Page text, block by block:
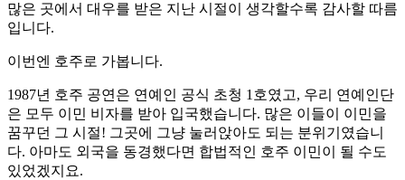
많은 곳에서 대우를 받은 지난 시절이 생각할수록 감사할 따름
입니다.
이번엔 호주로 가봅니다.
1987년 호주 공연은 연예인 공식 초청 1호였고, 우리 연예인단
은 모두 이민 비자를 받아 입국했습니다. 많은 이들이 이민을
꿈꾸던 그 시절! 그곳에 그냥 눌러앉아도 되는 분위기였습니
다. 아마도 외국을 동경했다면 합법적인 호주 이민이 될 수도
있었겠지요.